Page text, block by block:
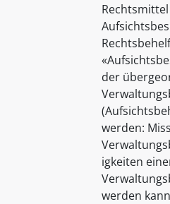
der
werden:
igkeiten
werden